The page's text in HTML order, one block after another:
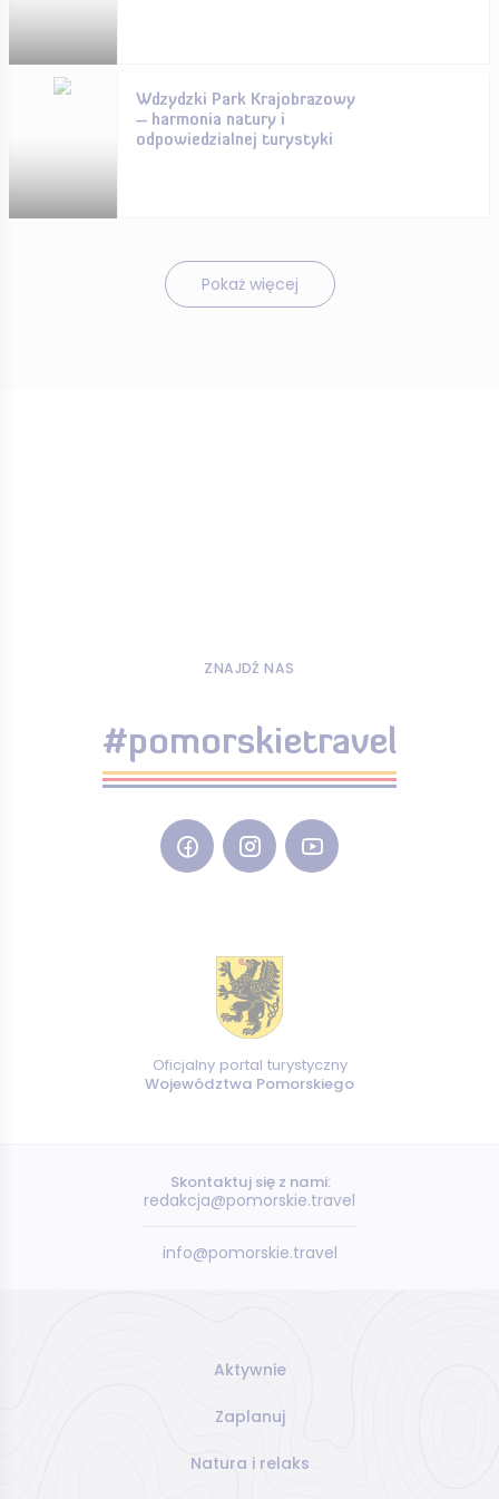
Wdzydzki Park Krajobrazowy
– harmonia natury i
odpowiedzialnej turystyki
Pokaż więcej
ZNAJDŹ NAS
#pomorskietravel
Oficjalny portal turystyczny
Województwa Pomorskiego
Skontaktuj się z nami:
redakcja@pomorskie.travel
info@pomorskie.travel
Aktywnie
Zaplanuj
Natura i relaks